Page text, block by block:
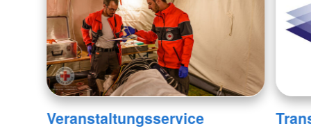
Veranstaltungsservice